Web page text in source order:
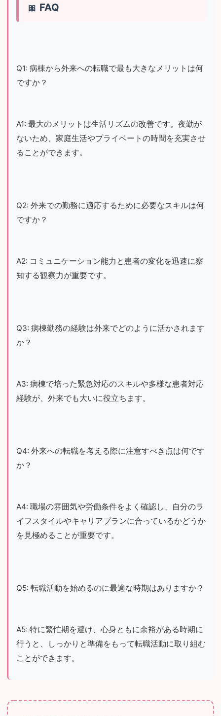
FAQ
Q1: 病棟から外来への転職で最も大きなメリットは何
ですか？
A1: 最大のメリットは生活リズムの改善です。夜勤が
ないため、家庭生活やプライベートの時間を充実させ
ることができます。
Q2: 外来での勤務に適応するために必要なスキルは何
ですか？
A2: コミュニケーション能力と患者の変化を迅速に察
知する観察力が重要です。
Q3: 病棟勤務の経験は外来でどのように活かされます
か？
A3: 病棟で培った緊急対応のスキルや多様な患者対応
経験が、外来でも大いに役立ちます。
Q4: 外来への転職を考える際に注意すべき点は何です
か？
A4: 職場の雰囲気や労働条件をよく確認し、自分のラ
イフスタイルやキャリアプランに合っているかどうか
を見極めることが重要です。
Q5: 転職活動を始めるのに最適な時期はありますか？
A5: 特に繁忙期を避け、心身ともに余裕がある時期に
行うと、しっかりと準備をもって転職活動に取り組む
ことができます。